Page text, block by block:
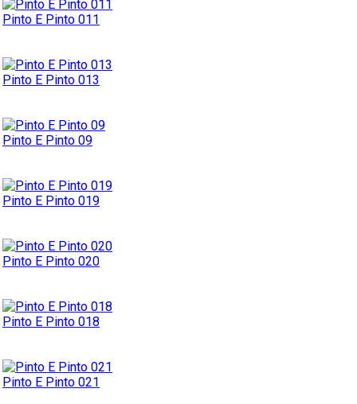
Pinto E Pinto 011
Pinto E Pinto 013
Pinto E Pinto 09
Pinto E Pinto 019
Pinto E Pinto 020
Pinto E Pinto 018
Pinto E Pinto 021